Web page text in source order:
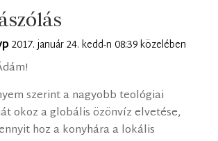
2017. január 24. kedd-n 08:39 közelében
szerint a nagyobb teológiai
okoz a globális özönvíz elvetése,
hoz a konyhára a lokális